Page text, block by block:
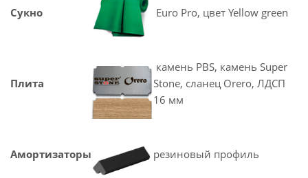
Сукно Euro Pro, цвет Yellow green
Плита
камень PBS, камень Super
Stone, сланец Orero, ЛДСП
16 мм
Амортизаторы резиновый профиль